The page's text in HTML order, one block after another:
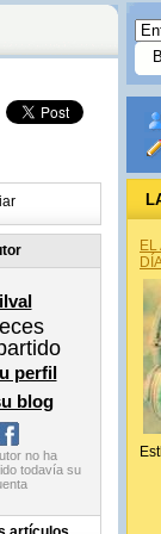
perfil
blog